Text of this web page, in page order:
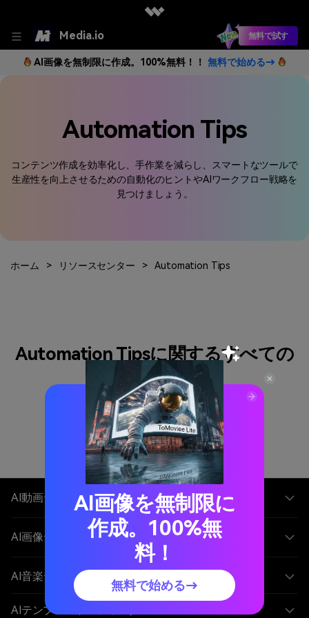
Media.io 無料で試す
AI画像を無制限に作成。100%無料！！ 無料で始める→
Automation Tips
コンテンツ作成を効率化し、手作業を減らし、スマートなツールで
生産性を向上させるための自動化のヒントやAIワークフロー戦略を
見つけましょう。
ホーム > リソースセンター > Automation Tips
Automation Tipsに関するすべての
記事
AI動画ジェネレーター
AI画像ジェネレーター
AI音楽ジェネレーター
AIテンプレート＆フィルター
AI画像を無制限に
作成。100%無
料！
無料で始める→